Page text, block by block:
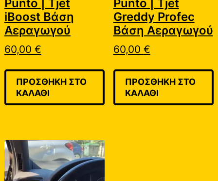
Punto | Tjet
iBoost Βάση
Αεραγωγού
60,00 €
ΠΡΟΣΘΉΚΗ ΣΤΟ
ΚΑΛΆΘΙ
Punto | Tjet
Greddy Profec
Βάση Αεραγωγού
60,00 €
ΠΡΟΣΘΉΚΗ ΣΤΟ
ΚΑΛΆΘΙ